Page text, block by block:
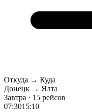
Откуда → Куда
Донецк → Ялта
Завтра · 15 рейсов
07:3015:10